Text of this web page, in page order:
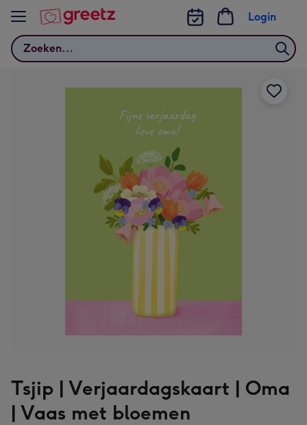
Bekijk meer
Zoeken
Login
Tsjip | Verjaardagskaart | Oma
| Vaas met bloemen